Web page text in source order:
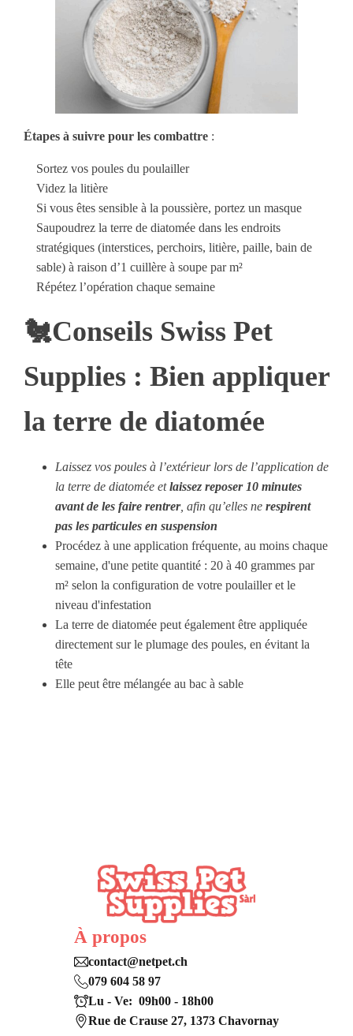
Étapes à suivre pour les combattre :
Sortez vos poules du poulailler
Videz la litière
Si vous êtes sensible à la poussière, portez un masque
Saupoudrez la terre de diatomée dans les endroits
stratégiques (interstices, perchoirs, litière, paille, bain de
sable) à raison d’1 cuillère à soupe par m²
Répétez l’opération chaque semaine
🐔Conseils Swiss Pet
Supplies : Bien appliquer
la terre de diatomée
Laissez vos poules à l’extérieur lors de l’application de
la terre de diatomée etlaissez reposer 10 minutes
avant de les faire rentrer, afin qu’elles ne respirent
pas les particules en suspension
Procédez à une application fréquente, au moins chaque
semaine, d'une petite quantité : 20 à 40 grammes par
m² selon la configuration de votre poulailler et le
niveau d'infestation
La terre de diatomée peut également être appliquée
directement sur le plumage des poules, en évitant la
tête
Elle peut être mélangée au bac à sable
À propos
contact@netpet.ch
079 604 58 97
Lu - Ve: 09h00 - 18h00
Rue de Crause 27, 1373 Chavornay